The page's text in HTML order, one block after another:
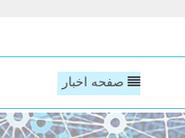
صفحه اخبار